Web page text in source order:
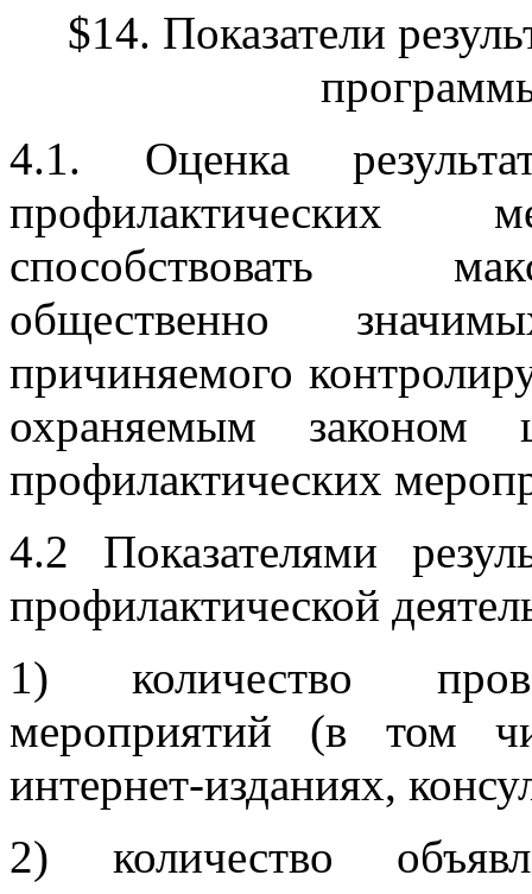
$14. Показатели
4.1. Оценка
профилактических
способствовать
общественно
причиняемого
охраняемым законом
профилактических
4.2 Показателями
профилактической
1) количество
мероприятий (в том
интернет-изданиях,
2) количество